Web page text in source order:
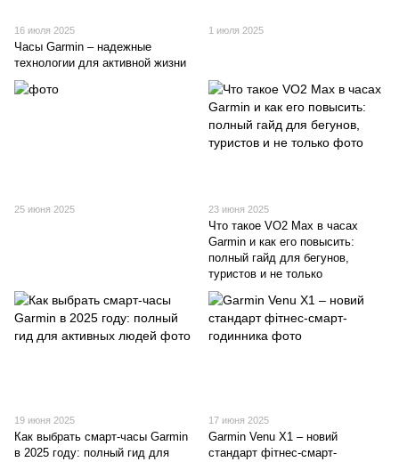
16 июля 2025
Часы Garmin – надежные
технологии для активной жизни
1 июля 2025
25 июня 2025 23 июня 2025
Что такое VO2 Max в часах
Garmin и как его повысить:
полный гайд для бегунов,
туристов и не только
19 июня 2025
Как выбрать смарт-часы Garmin
в 2025 году: полный гид для
17 июня 2025
Garmin Venu X1 – новий
стандарт фітнес-смарт-